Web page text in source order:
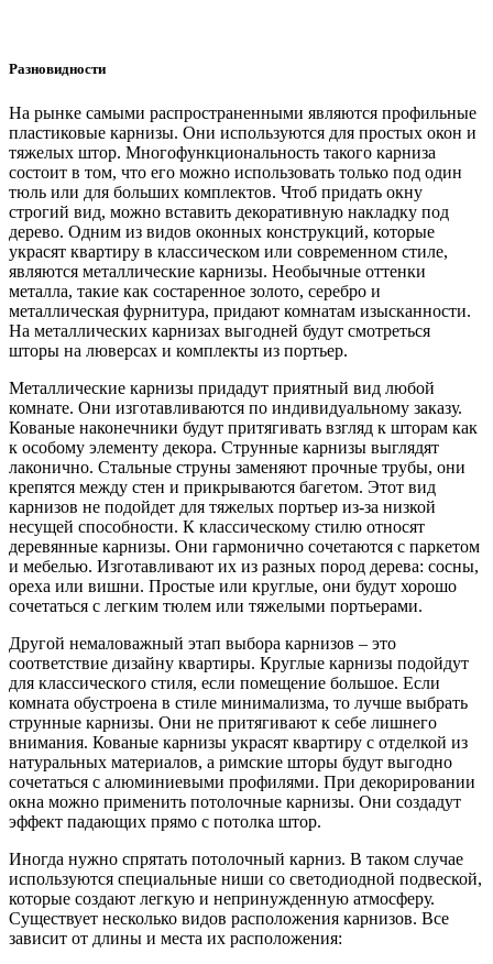
Разновидности
На рынке самыми распространенными являются профильные
пластиковые карнизы. Они используются для простых окон и
тяжелых штор. Многофункциональность такого карниза
состоит в том, что его можно использовать только под один
тюль или для больших комплектов. Чтоб придать окну
строгий вид, можно вставить декоративную накладку под
дерево. Одним из видов оконных конструкций, которые
украсят квартиру в классическом или современном стиле,
являются металлические карнизы. Необычные оттенки
металла, такие как состаренное золото, серебро и
металлическая фурнитура, придают комнатам изысканности.
На металлических карнизах выгодней будут смотреться
шторы на люверсах и комплекты из портьер.
Металлические карнизы придадут приятный вид любой
комнате. Они изготавливаются по индивидуальному заказу.
Кованые наконечники будут притягивать взгляд к шторам как
к особому элементу декора. Струнные карнизы выглядят
лаконично. Стальные струны заменяют прочные трубы, они
крепятся между стен и прикрываются багетом. Этот вид
карнизов не подойдет для тяжелых портьер из-за низкой
несущей способности. К классическому стилю относят
деревянные карнизы. Они гармонично сочетаются с паркетом
и мебелью. Изготавливают их из разных пород дерева: сосны,
ореха или вишни. Простые или круглые, они будут хорошо
сочетаться с легким тюлем или тяжелыми портьерами.
Другой немаловажный этап выбора карнизов – это
соответствие дизайну квартиры. Круглые карнизы подойдут
для классического стиля, если помещение большое. Если
комната обустроена в стиле минимализма, то лучше выбрать
струнные карнизы. Они не притягивают к себе лишнего
внимания. Кованые карнизы украсят квартиру с отделкой из
натуральных материалов, а римские шторы будут выгодно
сочетаться с алюминиевыми профилями. При декорировании
окна можно применить потолочные карнизы. Они создадут
эффект падающих прямо с потолка штор.
Иногда нужно спрятать потолочный карниз. В таком случае
используются специальные ниши со светодиодной подвеской,
которые создают легкую и непринужденную атмосферу.
Существует несколько видов расположения карнизов. Все
зависит от длины и места их расположения: